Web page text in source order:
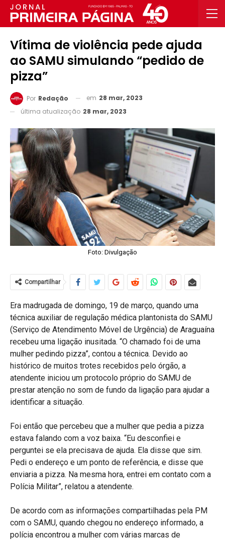
Vítima de violência pede ajuda
ao SAMU simulando “pedido de
pizza”
Por Redação em 28 mar, 2023
última atualização 28 mar, 2023
Foto: Divulgação
Compartilhar
Era madrugada de domingo, 19 de março, quando uma
técnica auxiliar de regulação médica plantonista do SAMU
(Serviço de Atendimento Móvel de Urgência) de Araguaína
recebeu uma ligação inusitada. “O chamado foi de uma
mulher pedindo pizza”, contou a técnica. Devido ao
histórico de muitos trotes recebidos pelo órgão, a
atendente iniciou um protocolo próprio do SAMU de
prestar atenção no som de fundo da ligação para ajudar a
identificar a situação.
Foi então que percebeu que a mulher que pedia a pizza
estava falando com a voz baixa. “Eu desconfiei e
perguntei se ela precisava de ajuda. Ela disse que sim.
Pedi o endereço e um ponto de referência, e disse que
enviaria a pizza. Na mesma hora, entrei em contato com a
Polícia Militar”, relatou a atendente.
De acordo com as informações compartilhadas pela PM
com o SAMU, quando chegou no endereço informado, a
polícia encontrou a mulher com várias marcas de